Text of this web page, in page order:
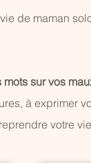
de maman
mots sur vos
à exprimer
votre